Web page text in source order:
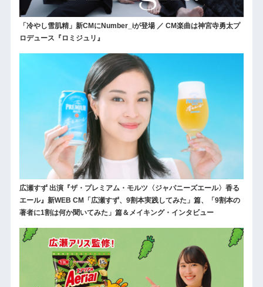
「冷やし雪肌精」新CMにNumber_iが登場 ／ CM楽曲は神宮寺勇太プ
ロデュース『ロミジュリ』
広瀬すず 出演『ザ・プレミアム・モルツ〈ジャパニーズエール〉香る
エール』新WEB CM「広瀬すず、9割本実践してみた」篇、「9割本の
著者に1割は何か聞いてみた」篇＆メイキング・インタビュー